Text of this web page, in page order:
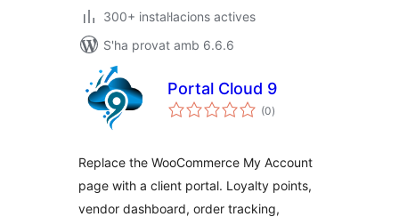
300+ instal·lacions actives
S'ha provat amb 6.6.6
Portal Cloud 9
(0puntuacions
totals
)
Replace the WooCommerce My Account
page with a client portal. Loyalty points,
vendor dashboard, order tracking,